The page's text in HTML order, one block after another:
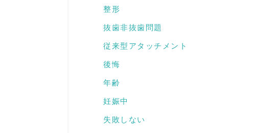
整形
抜歯非抜歯問題
従来型アタッチメント
後悔
年齢
妊娠中
失敗しない